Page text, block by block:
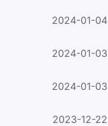
2024-01-04
2024-01-03
2024-01-03
2023-12-22